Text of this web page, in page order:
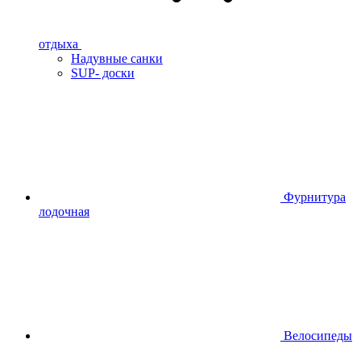
отдыха
Надувные санки
SUP- доски
Фурнитура
лодочная
Велосипеды